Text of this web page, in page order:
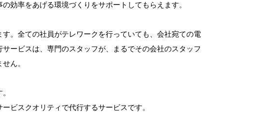
効率をあげる環境づくりをサポートしてもらえます。
。全ての社員がテレワークを行っていても、会社宛ての電
ービスは、専門のスタッフが、まるでその会社のスタッフ
ん。
ビスクオリティで代行するサービスです。